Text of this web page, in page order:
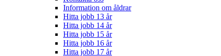
Information om åldrar
Hitta jobb 13 år
Hitta jobb 14 år
Hitta jobb 15 år
Hitta jobb 16 år
Hitta jobb 17 år